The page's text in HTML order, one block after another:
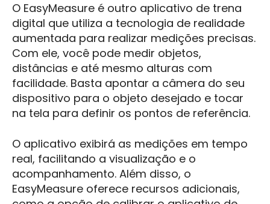
O EasyMeasure é outro aplicativo de trena
digital que utiliza a tecnologia de realidade
aumentada para realizar medições precisas.
Com ele, você pode medir objetos,
distâncias e até mesmo alturas com
facilidade. Basta apontar a câmera do seu
dispositivo para o objeto desejado e tocar
na tela para definir os pontos de referência.
O aplicativo exibirá as medições em tempo
real, facilitando a visualização e o
acompanhamento. Além disso, o
EasyMeasure oferece recursos adicionais,